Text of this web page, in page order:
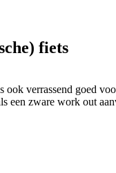
fiets
ook verrassend goed
een zware work out